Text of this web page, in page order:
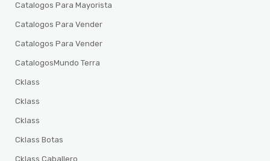
Catalogos Para Mayorista
Catalogos Para Vender
Catalogos Para Vender
CatalogosMundo Terra
Cklass
Cklass
Cklass
Cklass Botas
Cklass Caballero